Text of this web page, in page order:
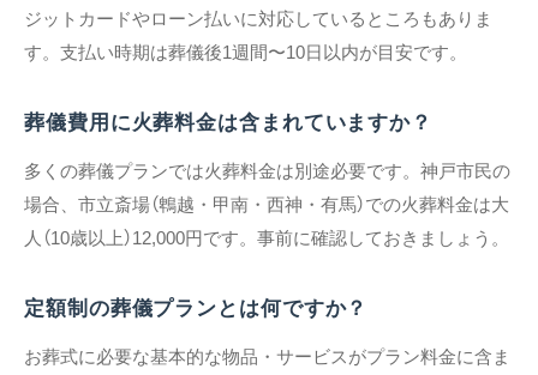
ジットカードやローン払いに対応しているところもありま
す。支払い時期は葬儀後1週間〜10日以内が目安です。
葬儀費用に火葬料金は含まれていますか？
多くの葬儀プランでは火葬料金は別途必要です。神戸市民の
場合、市立斎場（鵯越・甲南・西神・有馬）での火葬料金は大
人（10歳以上）12,000円です。事前に確認しておきましょう。
定額制の葬儀プランとは何ですか？
お葬式に必要な基本的な物品・サービスがプラン料金に含ま